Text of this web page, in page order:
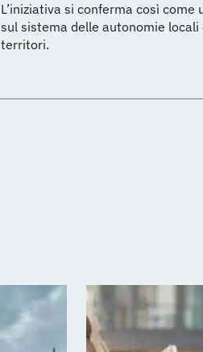
L’iniziativa si conferma così
sul sistema delle autonomie
territori.